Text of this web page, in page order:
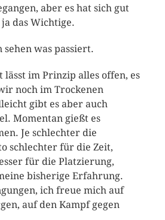
aber es hat sich gut
das Wichtige.
was passiert.
im Prinzip alles offen, es
noch im Trockenen
gibt es aber auch
Momentan gießt es
Je schlechter die
schlechter für die Zeit,
für die Platzierung,
bisherige Erfahrung.
ich freue mich auf
auf den Kampf gegen